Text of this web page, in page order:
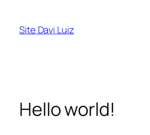
Site Davi Luiz
Hello world!